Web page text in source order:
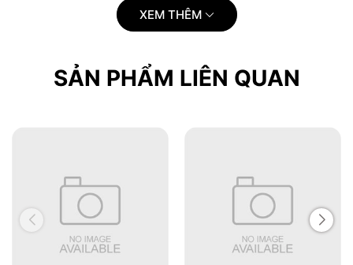
+ không được tẩy
+ không được giặt khô
XEM THÊM
SẢN PHẨM LIÊN QUAN